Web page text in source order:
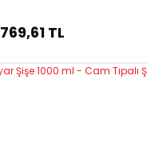
769,61 TL